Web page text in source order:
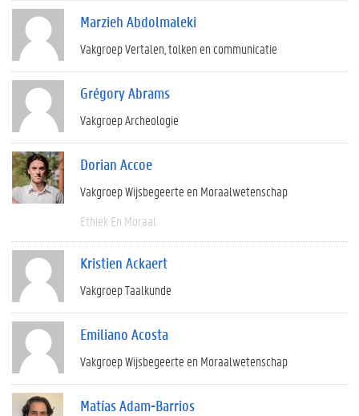
Marzieh Abdolmaleki
Vakgroep Vertalen, tolken en communicatie
Grégory Abrams
Vakgroep Archeologie
Dorian Accoe
Vakgroep Wijsbegeerte en Moraalwetenschap
Ethiek En Moraal
Kristien Ackaert
Vakgroep Taalkunde
Emiliano Acosta
Vakgroep Wijsbegeerte en Moraalwetenschap
Matías Adam-Barrios